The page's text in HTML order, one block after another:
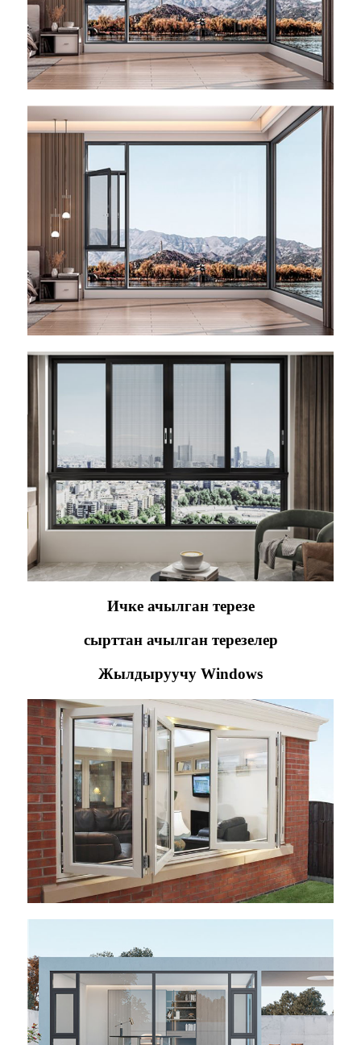
Ичке ачылган терезе
сырттан ачылган терезелер
Жылдыруучу Windows